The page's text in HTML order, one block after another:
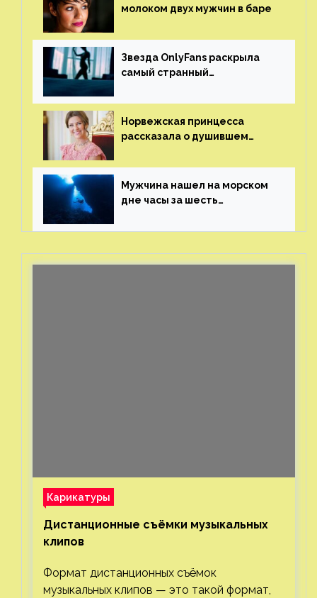
молоком двух мужчин в баре
Звезда OnlyFans раскрыла
самый странный
от фаната
Норвежская принцесса
рассказала о душившем
генерала
Мужчина нашел на морском
дне часы за шесть
с помощью пластиковых
Карикатуры
Дистанционные съёмки музыкальных
клипов⁠⁠
Формат дистанционных съёмок
музыкальных клипов — это такой формат,